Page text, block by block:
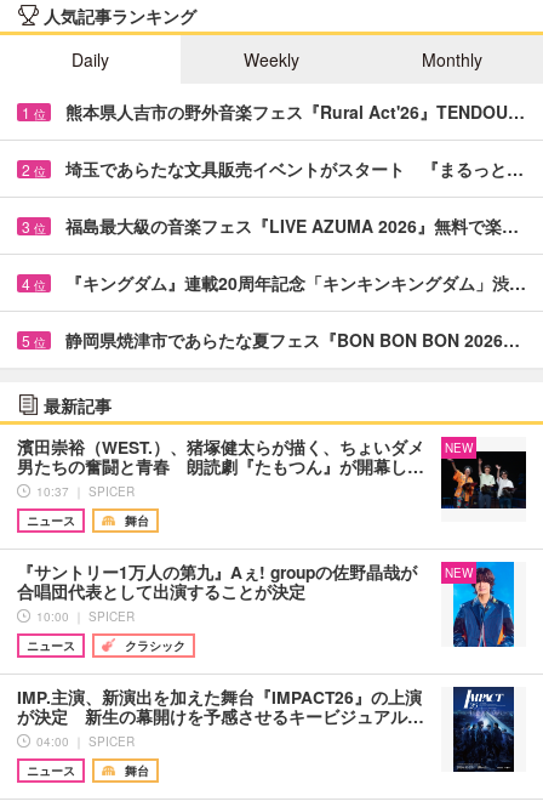
人気記事ランキング
Daily
Weekly Monthly
1 位 熊本県人吉市の野外音楽フェス『Rural Act'26』TENDOU…
2 位 埼玉であらたな文具販売イベントがスタート 『まるっと…
3 位 福島最大級の音楽フェス『LIVE AZUMA 2026』無料で楽…
4 位 『キングダム』連載20周年記念「キンキンキングダム」渋…
5 位 静岡県焼津市であらたな夏フェス『BON BON BON 2026…
最新記事
濱田崇裕（WEST.）、猪塚健太らが描く、ちょいダメ
男たちの奮闘と青春 朗読劇『たもつん』が開幕し…
10:37 ｜ SPICER
ニュース
舞台
NEW
『サントリー1万人の第九』Aぇ! groupの佐野晶哉が
合唱団代表として出演することが決定
10:00 ｜ SPICER
ニュース
クラシック
NEW
IMP.主演、新演出を加えた舞台『IMPACT26』の上演
が決定 新生の幕開けを予感させるキービジュアル…
04:00 ｜ SPICER
ニュース
舞台